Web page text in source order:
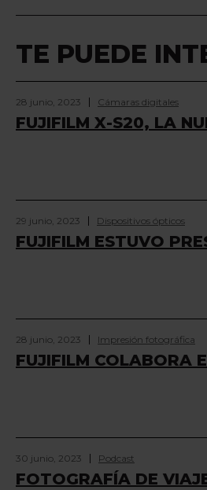
TE PUEDE
28 junio, 2023 Cámaras digitales
FUJIFILM X-S20, LA
29 junio, 2023 Dispositivos ópticos
FUJIFILM ESTUVO
28 junio, 2023 Impresión fotográfica
FUJIFILM COLABORA
30 junio, 2023 Podcast
FOTOGRAFÍA DE